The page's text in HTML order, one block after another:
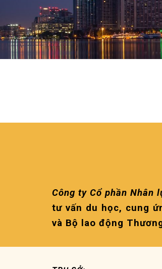
Công ty Cổ phần Nhân
tư vấn du học, cung
và Bộ lao động